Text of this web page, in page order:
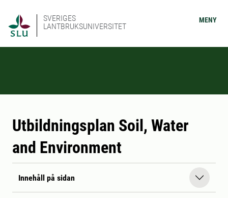
SVERIGES
LANTBRUKSUNIVERSITET
MENY
Utbildningsplan Soil, Water
and Environment
Innehåll på sidan